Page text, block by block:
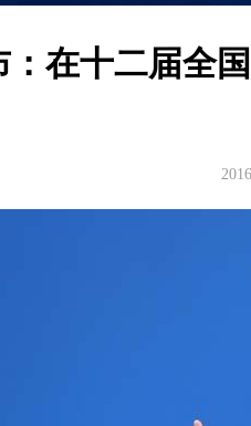
在十二届全